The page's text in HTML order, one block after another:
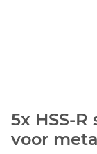
5x HSS-
voor